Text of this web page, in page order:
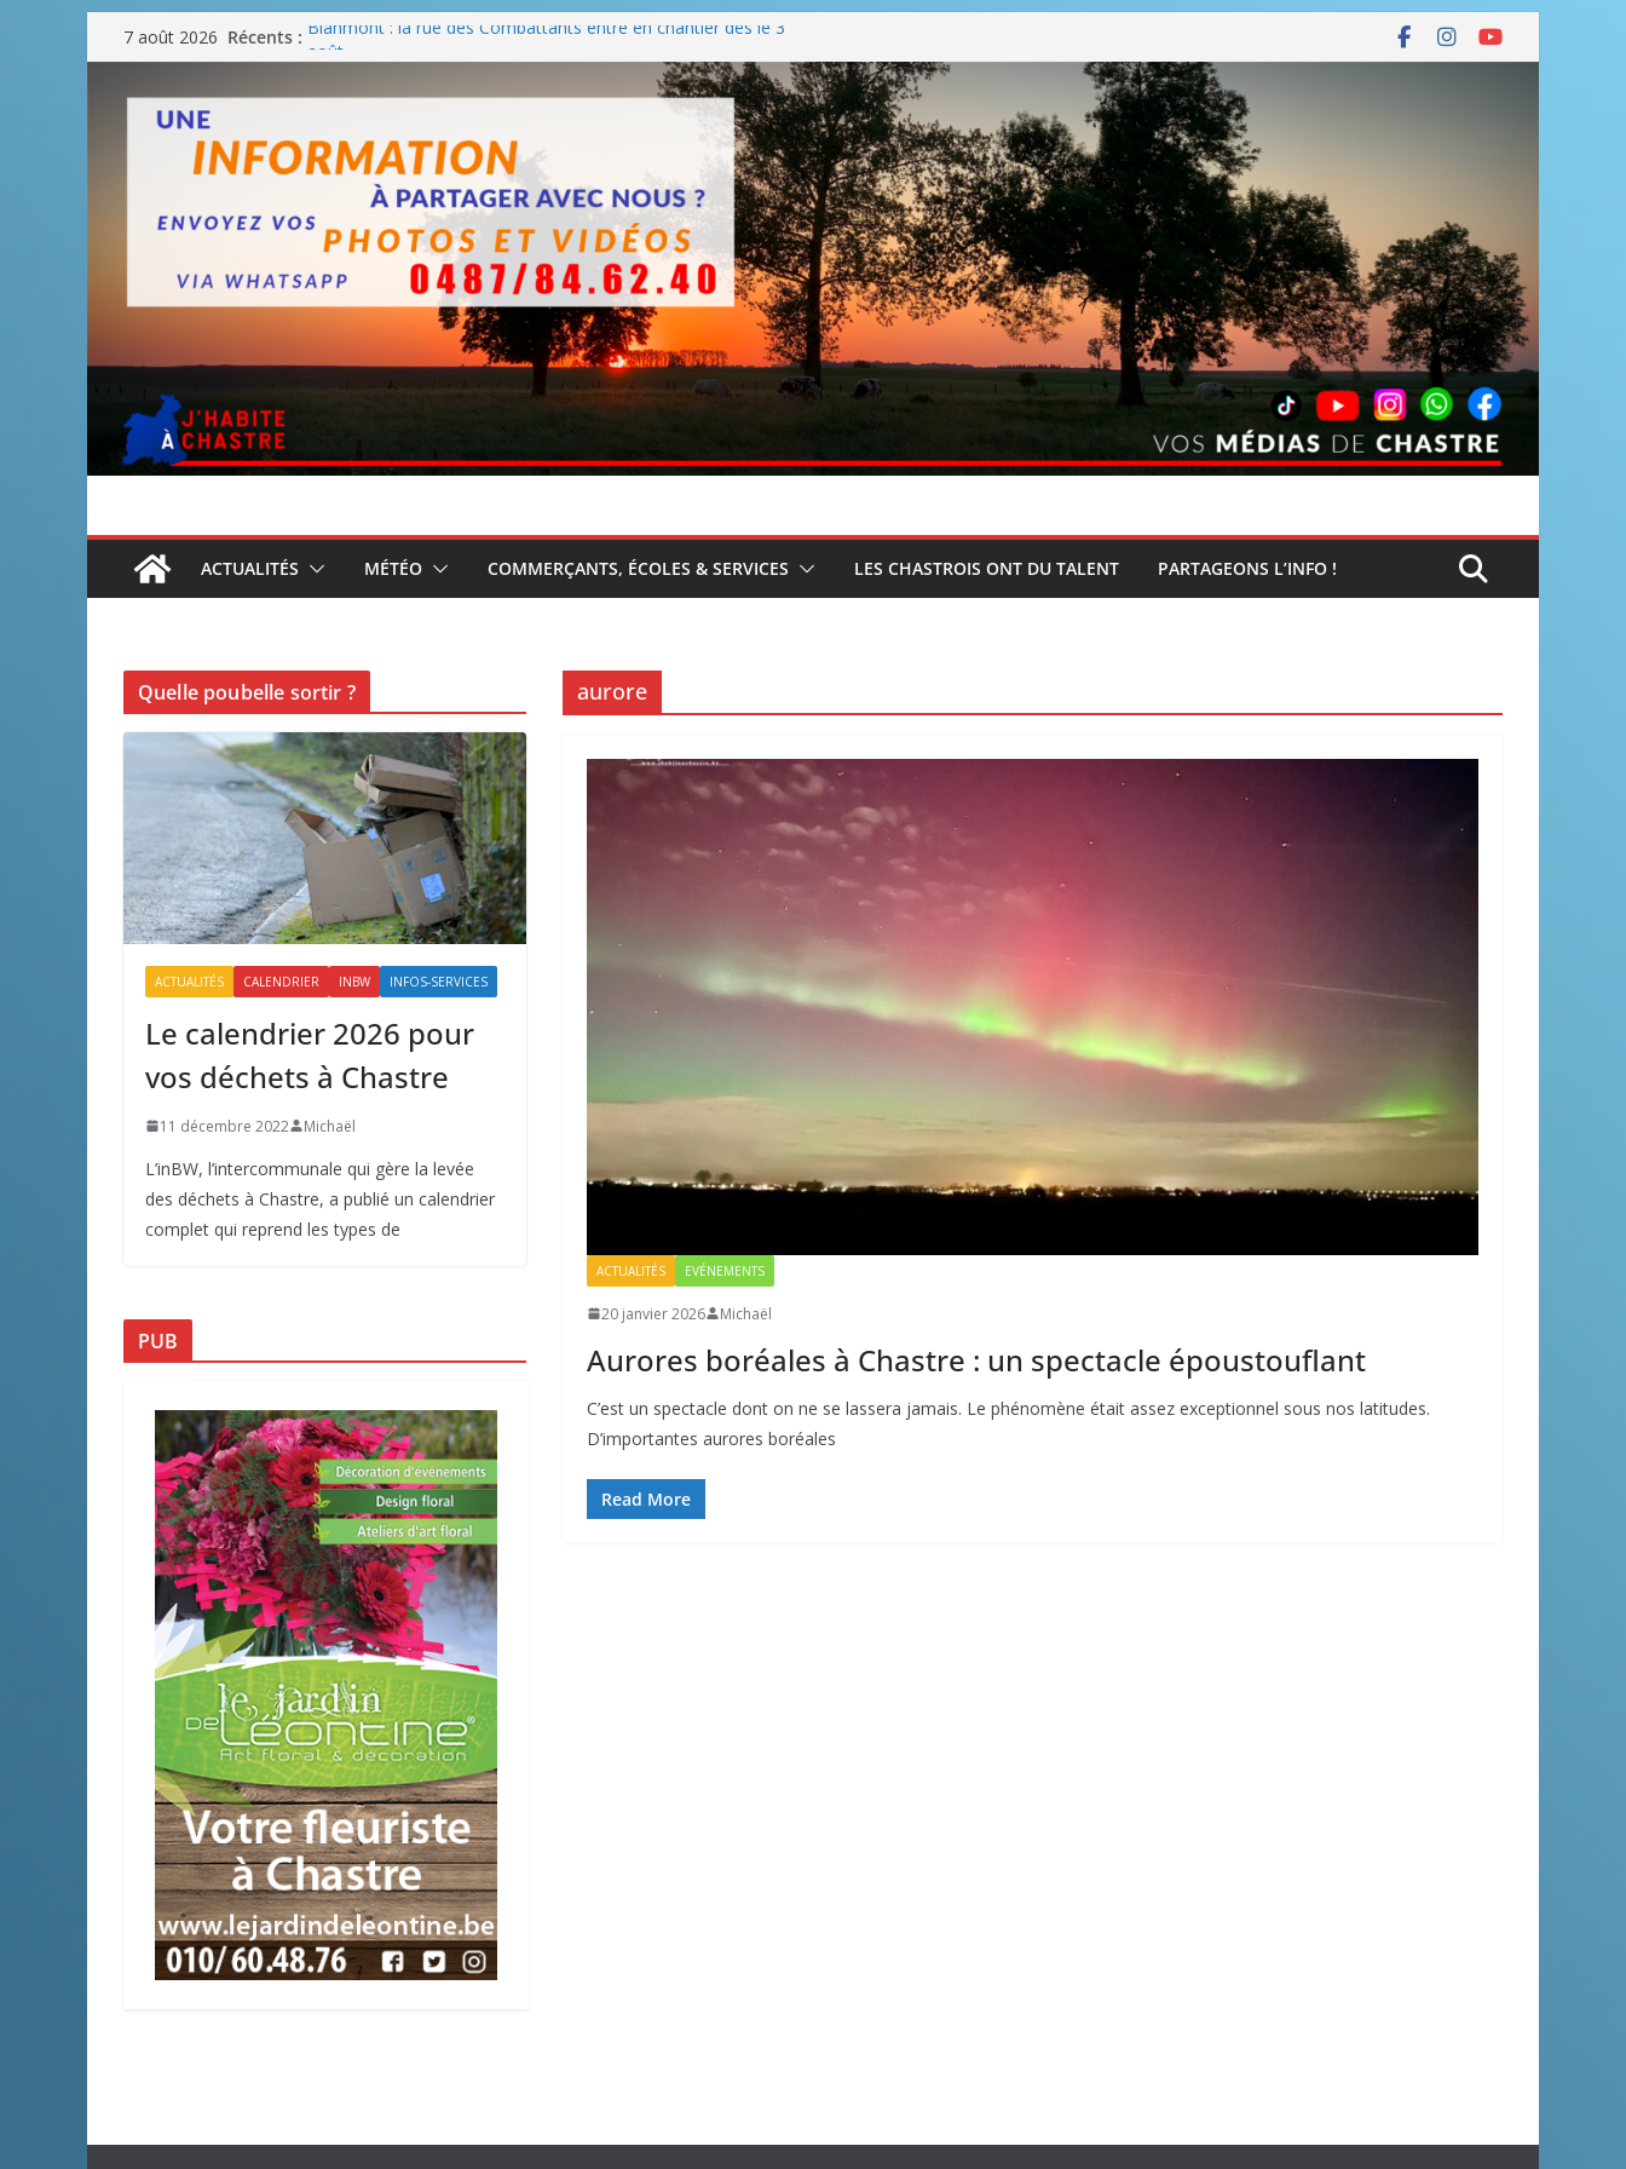
Passer
au
contenu
7 août 2026 Récents : Blanmont : la rue des Combattants entre en chantier dès le 3
août
Une fête nationale sans drache
ACTUALITÉS MÉTÉO COMMERÇANTS, ÉCOLES & SERVICES LES CHASTROIS ONT DU TALENT PARTAGEONS L’INFO !
aurore
ACTUALITÉS EVÉNEMENTS
20 janvier 2026 Michaël
Aurores boréales à Chastre : un spectacle époustouflant
C’est un spectacle dont on ne se lassera jamais. Le phénomène était assez exceptionnel sous nos latitudes.
D’importantes aurores boréales
Read More
Quelle poubelle sortir ?
ACTUALITÉS CALENDRIER INBW INFOS-SERVICES
Le calendrier 2026 pour
vos déchets à Chastre
11 décembre 2022 Michaël
L’inBW, l’intercommunale qui gère la levée
des déchets à Chastre, a publié un calendrier
complet qui reprend les types de
PUB